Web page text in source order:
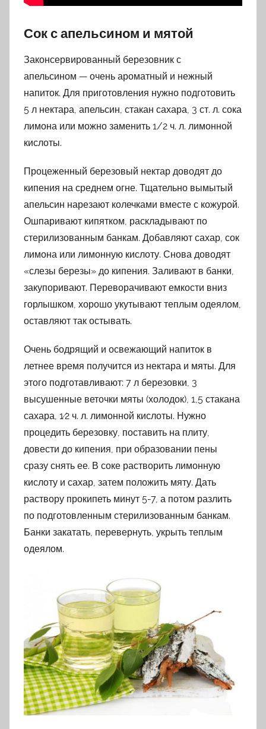
Сок с апельсином и мятой
Законсервированный березовник с
апельсином — очень ароматный и нежный
напиток. Для приготовления нужно подготовить
5 л нектара, апельсин, стакан сахара, 3 ст. л. сока
лимона или можно заменить 1/2 ч. л. лимонной
кислоты.
Процеженный березовый нектар доводят до
кипения на среднем огне. Тщательно вымытый
апельсин нарезают колечками вместе с кожурой.
Ошпаривают кипятком, раскладывают по
стерилизованным банкам. Добавляют сахар, сок
лимона или лимонную кислоту. Снова доводят
«слезы березы» до кипения. Заливают в банки,
закупоривают. Переворачивают емкости вниз
горлышком, хорошо укутывают теплым одеялом,
оставляют так остывать.
Очень бодрящий и освежающий напиток в
летнее время получится из нектара и мяты. Для
этого подготавливают: 7 л березовки, 3
высушенные веточки мяты (холодок), 1,5 стакана
сахара, 1⁄2 ч. л. лимонной кислоты. Нужно
процедить березовку, поставить на плиту,
довести до кипения, при образовании пены
сразу снять ее. В соке растворить лимонную
кислоту и сахар, затем положить мяту. Дать
раствору прокипеть минут 5-7, а потом разлить
по подготовленным стерилизованным банкам.
Банки закатать, перевернуть, укрыть теплым
одеялом.